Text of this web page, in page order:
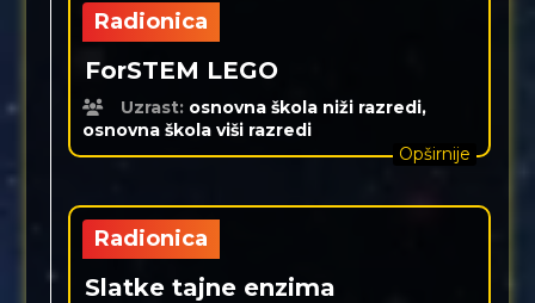
Radionica
ForSTEM LEGO
Uzrast: osnovna škola niži razredi,
osnovna škola viši razredi
Opširnije
Radionica
Slatke tajne enzima